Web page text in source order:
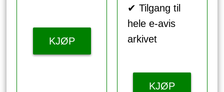
KJØP
✔ Tilgang til
hele e-avis
arkivet
KJØP